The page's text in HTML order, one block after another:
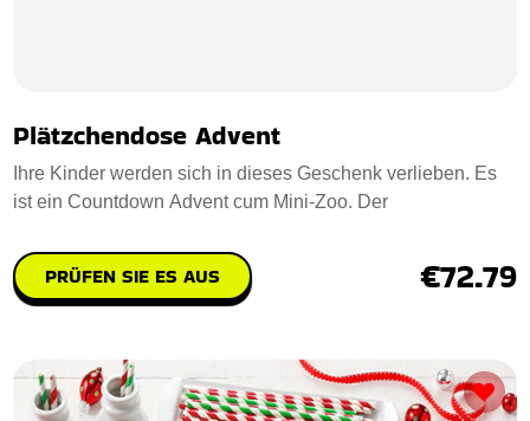
Plätzchendose Advent
Ihre Kinder werden sich in dieses Geschenk verlieben. Es
ist ein Countdown Advent cum Mini-Zoo. Der
PRÜFEN SIE ES AUS €72.79